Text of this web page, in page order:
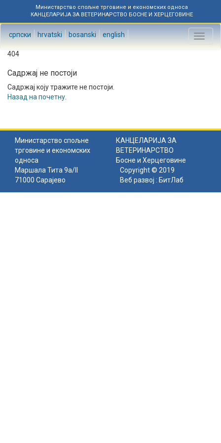
Министарство спољне трговине и економских односа
КАНЦЕЛАРИЈА ЗА ВЕТЕРИНАРСТВО БОСНЕ И ХЕРЦЕГОВИНЕ
српски hrvatski bosanski english
Toggle
404
Садржај не постоји
Садржај коју тражите не постоји.
Назад на почетну
Министарство спољне
трговине и економских
односа
КАНЦЕЛАРИЈА ЗА
ВЕТЕРИНАРСТВО
Босне и Херцеговине
Маршала Тита 9а/II
71000 Сарајево
Copyright © 2019
Веб развој : БитЛаб